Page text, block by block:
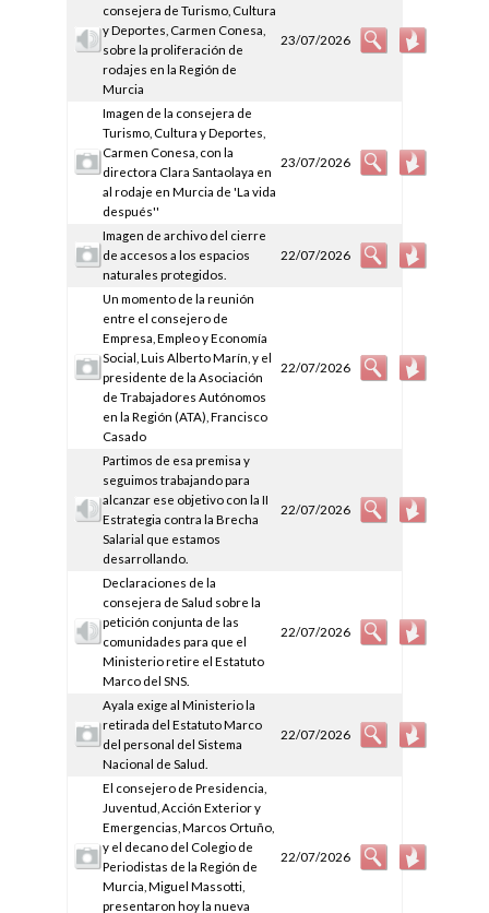
consejera de Turismo, Cultura
y Deportes, Carmen Conesa,
sobre la proliferación de
rodajes en la Región de
Murcia
23/07/2026
Imagen de la consejera de
Turismo, Cultura y Deportes,
Carmen Conesa, con la
directora Clara Santaolaya en
al rodaje en Murcia de 'La vida
después''
23/07/2026
Imagen de archivo del cierre
de accesos a los espacios
naturales protegidos.
22/07/2026
Un momento de la reunión
entre el consejero de
Empresa, Empleo y Economía
Social, Luis Alberto Marín, y el
presidente de la Asociación
de Trabajadores Autónomos
en la Región (ATA), Francisco
Casado
22/07/2026
Partimos de esa premisa y
seguimos trabajando para
alcanzar ese objetivo con la II
Estrategia contra la Brecha
Salarial que estamos
desarrollando.
22/07/2026
Declaraciones de la
consejera de Salud sobre la
petición conjunta de las
comunidades para que el
Ministerio retire el Estatuto
Marco del SNS.
22/07/2026
Ayala exige al Ministerio la
retirada del Estatuto Marco
del personal del Sistema
Nacional de Salud.
22/07/2026
El consejero de Presidencia,
Juventud, Acción Exterior y
Emergencias, Marcos Ortuño,
y el decano del Colegio de
Periodistas de la Región de
Murcia, Miguel Massotti,
presentaron hoy la nueva
22/07/2026